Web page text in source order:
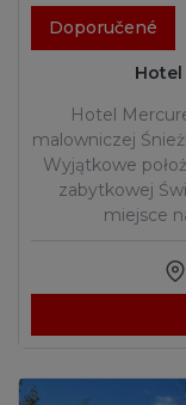
Doporučené
Hotel
Hotel
malowniczej
Wyjątkowe
zabytkowej
miejsce